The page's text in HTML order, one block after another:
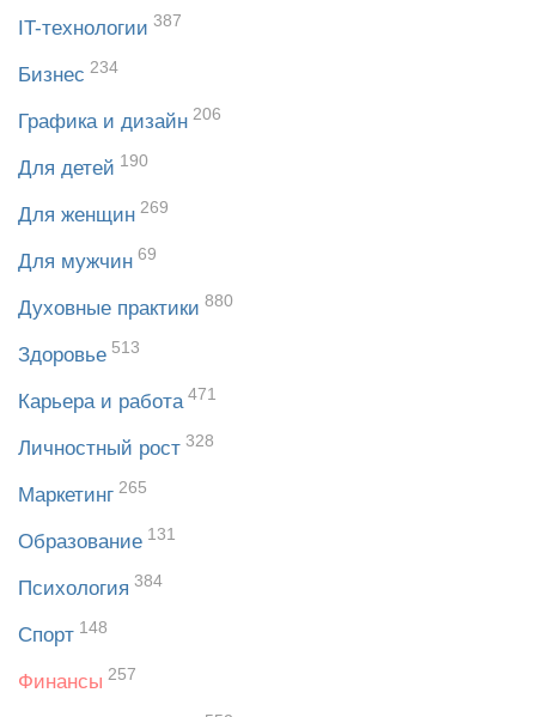
IT-технологии 387
Бизнес 234
Графика и дизайн 206
Для детей 190
Для женщин 269
Для мужчин 69
Духовные практики 880
Здоровье 513
Карьера и работа 471
Личностный рост 328
Маркетинг 265
Образование 131
Психология 384
Спорт 148
Финансы 257